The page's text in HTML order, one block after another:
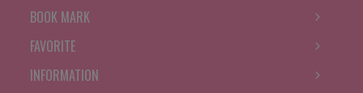
BOOK MARK
FAVORITE
INFORMATION